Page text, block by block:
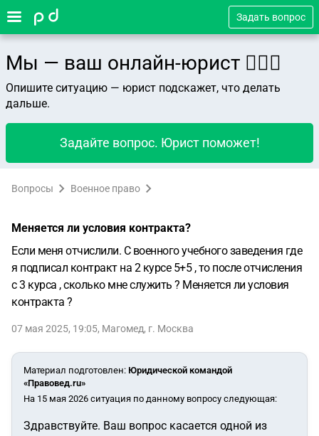
Задать вопрос
Мы — ваш онлайн-юрист 👨🏻‍⚖️
Опишите ситуацию — юрист подскажет, что делать
дальше.
Задайте вопрос. Юрист поможет!
Вопросы Военное право
Меняется ли условия контракта?
Если меня отчислили. С военного учебного заведения где
я подписал контракт на 2 курсе 5+5 , то после отчисления
с 3 курса , сколько мне служить ? Меняется ли условия
контракта ?
07 мая 2025, 19:05, Магомед, г. Москва
Материал подготовлен: Юридической командой
«Правовед.ru»
На 15 мая 2026 ситуация по данному вопросу следующая:
Здравствуйте. Ваш вопрос касается одной из